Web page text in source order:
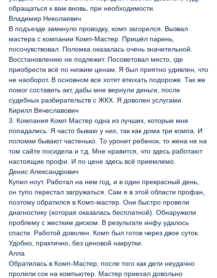
обращаться к вам вновь, при необходимости.
Владимир Николаевич
В подъезде замкнуло проводку, комп загорелся. Вызвал
мастера с компании Комп-Мастер. Пришёл парень,
посочувствовал. Поломка оказалась очень значительной.
Восстановлению не подлежит. Посоветовал место, где
приобрести всё по низким ценам. Я был приятно удивлен, что
не наоборот. В основном все хотят втюхать подороже. Так же
помог составить акт, дабы мне вернули деньги, после
судебных разбирательств с ЖКХ. Я доволен услугами.
Кирилл Вячеславович
3. Компания Комп Мастер одна из лучших, которые мне
попадались. Я часто бываю у них, так как дома три компа. И
поломки бывают частенько. То уронит ребенок, то жена не на
том сайте посидела и т.д. Мне нравится, что здесь работают
настоящие профи. И по цене здесь всё приемлемо.
Денис Александрович
Купил ноут. Работал на нем год, и в один прекрасный день,
он тупо перестал загружаться. Сам я в этой области профан,
поэтому обратился в Комп-мастер. Они быстро провели
диагностику (которая оказалась бесплатной). Обнаружили
проблему с жестким диском. В результате инфу удалось
спасти. Работой доволен. Комп был готов через двое суток.
Удобно, практично, без ценовой накрутки.
Алла
Обратилась в Комп-Мастер, после того как дети неудачно
пролили сок на компьютер. Мастер приехал довольно